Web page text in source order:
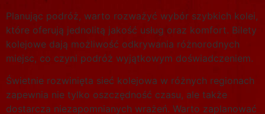
Planując podróż, warto rozważyć wybór szybkich kolei,
które oferują jednolitą jakość usług oraz komfort. Bilety
kolejowe dają możliwość odkrywania różnorodnych
miejsc, co czyni podróż wyjątkowym doświadczeniem.
Świetnie rozwinięta sieć kolejowa w różnych regionach
zapewnia nie tylko oszczędność czasu, ale także
dostarcza niezapomnianych wrażeń. Warto zaplanować